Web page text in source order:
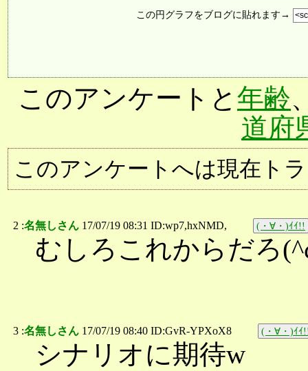
この円グラフをブログに貼れます→
このアンケートと 年齢
道府
このアンケートへは現在ト
2 :名無しさん 17/07/19 08:31 ID:wp7,hxNMD, (・∀・)ｲｲ!!
むしろこれからだろ
3 :名無しさん 17/07/19 08:40 ID:GvR-YPXoX8 (・∀・)ｲｲ
シナリオに期待w